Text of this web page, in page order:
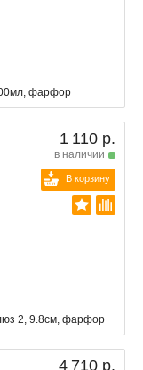
фарфор
1 110 р.
в наличии
В корзину
2, 9.8см, фарфор
4 710 р.